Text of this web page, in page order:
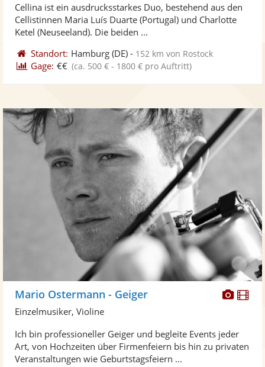
Fotos
5
Cellina ist ein ausdrucksstarkes Duo, bestehend aus den
Cellistinnen Maria Luís Duarte (Portugal) und Charlotte
Ketel (Neuseeland). Die beiden ...
Standort: Hamburg (DE) - 152 km von Rostock
Gage: €€ (ca. 500 € - 1800 € pro Auftritt)
Fotos
Mario Ostermann - Geiger
Einzelmusiker, Violine
Ich bin professioneller Geiger und begleite Events jeder
Art, von Hochzeiten über Firmenfeiern bis hin zu privaten
Veranstaltungen wie Geburtstagsfeiern ...